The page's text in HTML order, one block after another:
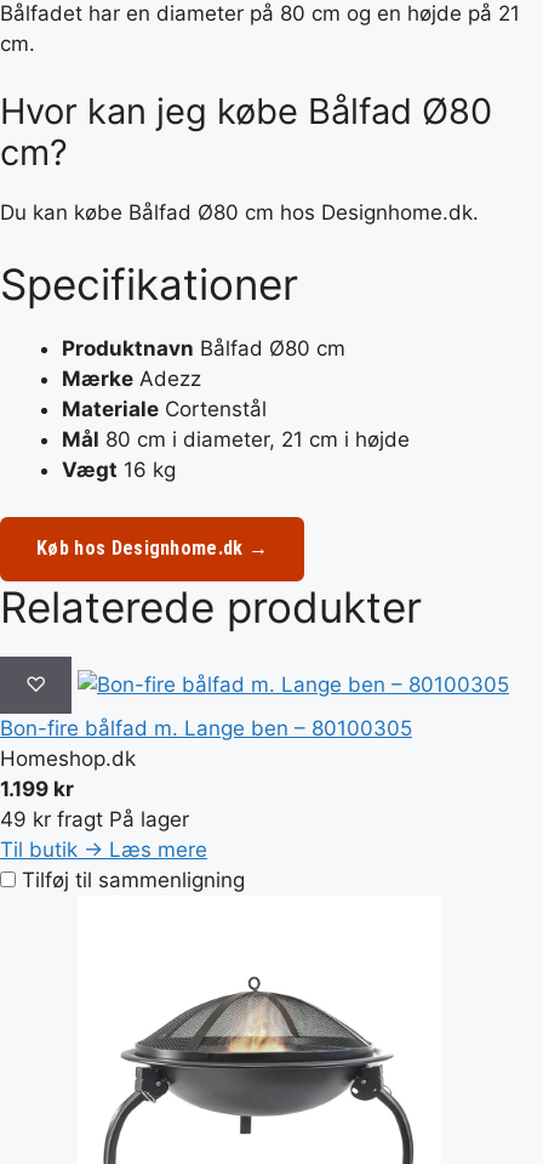
Bålfadet har en diameter på 80 cm og en højde på 21
cm.
Hvor kan jeg købe Bålfad Ø80
cm?
Du kan købe Bålfad Ø80 cm hos Designhome.dk.
Specifikationer
Produktnavn Bålfad Ø80 cm
Mærke Adezz
Materiale Cortenstål
Mål 80 cm i diameter, 21 cm i højde
Vægt 16 kg
Køb hos Designhome.dk →
Relaterede produkter
♡
Bon-fire bålfad m. Lange ben – 80100305
Homeshop.dk
1.199 kr
49 kr fragt På lager
Til butik → Læs mere
Tilføj til sammenligning